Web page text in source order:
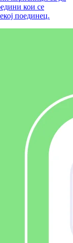
кои се
поединец.